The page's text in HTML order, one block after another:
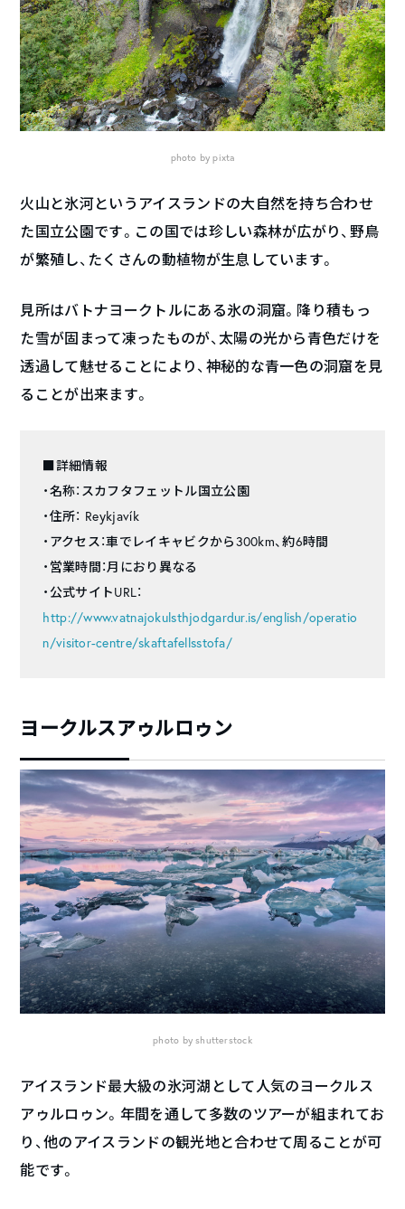
photo by pixta
火山と氷河というアイスランドの大自然を持ち合わせ
た国立公園です。この国では珍しい森林が広がり、野鳥
が繁殖し、たくさんの動植物が生息しています。
見所はバトナヨークトルにある氷の洞窟。降り積もっ
た雪が固まって凍ったものが、太陽の光から青色だけを
透過して魅せることにより、神秘的な青一色の洞窟を見
ることが出来ます。
■詳細情報
・名称：スカフタフェットル国立公園
・住所： Reykjavík
・アクセス：車でレイキャビクから300km、約6時間
・営業時間：月におり異なる
・公式サイトURL：
http://www.vatnajokulsthjodgardur.is/english/operatio
n/visitor-centre/skaftafellsstofa/
ヨークルスアゥルロゥン
photo by shutterstock
アイスランド最大級の氷河湖として人気のヨークルス
アゥルロゥン。年間を通して多数のツアーが組まれてお
り、他のアイスランドの観光地と合わせて周ることが可
能です。